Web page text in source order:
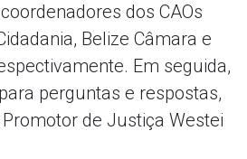
dos CAOs
Belize Câmara e
Em seguida,
perguntas e respostas,
de Justiça Westei